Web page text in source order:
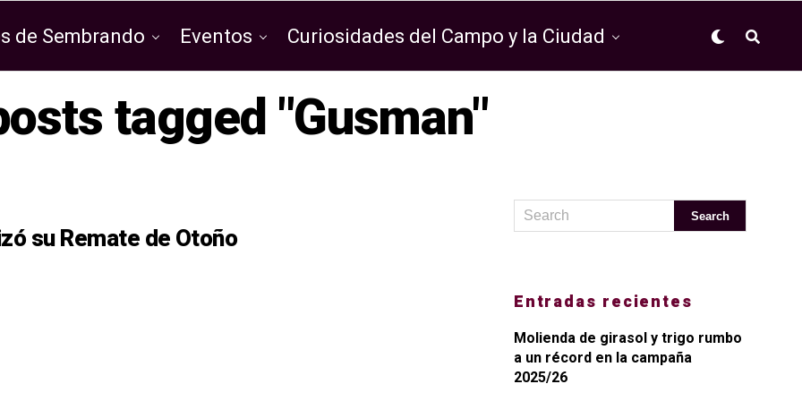
de Sembrando Eventos Curiosidades del Campo y la Ciudad
tagged "Gusman"
su Remate de Otoño
Entradas recientes
Molienda de girasol y trigo rumbo
a un récord en la campaña
2025/26